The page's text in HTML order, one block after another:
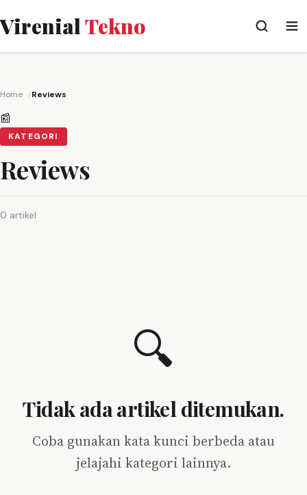
VirenialTekno
Home Reviews
📰
KATEGORI
Reviews
0 artikel
🔍
Tidak ada artikel ditemukan.
Coba gunakan kata kunci berbeda atau
jelajahi kategori lainnya.